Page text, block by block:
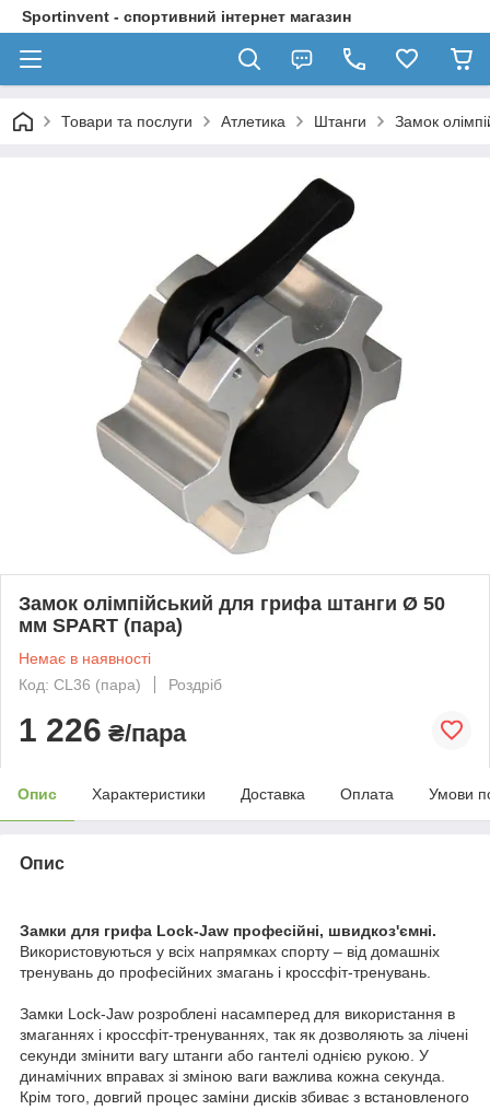
Sportinvent - спортивний інтернет магазин
Товари та послуги Атлетика Штанги Замок
Замок олімпійський для грифа штанги Ø 50
мм SPART (пара)
Немає в наявності
Код: CL36 (пара)
Роздріб
1 226 ₴/пара
Опис Характеристики Доставка Оплата Умови
Опис
Замки для грифа Lock-Jaw професійні, швидкоз'ємні.
Використовуються у всіх напрямках спорту – від домашніх
тренувань до професійних змагань і кроссфіт-тренувань.
Замки Lock-Jaw розроблені насамперед для використання в
змаганнях і кроссфіт-тренуваннях, так як дозволяють за лічені
секунди змінити вагу штанги або гантелі однією рукою. У
динамічних вправах зі зміною ваги важлива кожна секунда.
Крім того, довгий процес заміни дисків збиває з встановленого